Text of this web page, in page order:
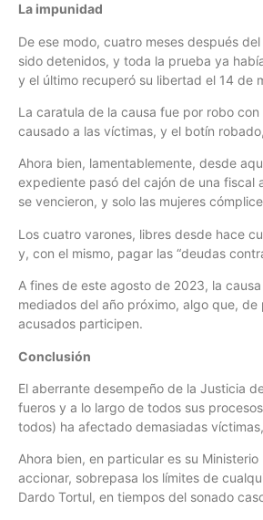
La impunidad
De ese modo, cuatro meses después
sido detenidos, y toda la prueba ya
y el último recuperó su libertad el 14 de
La caratula de la causa fue por robo
causado a las víctimas, y el botín
Ahora bien, lamentablemente, desde
expediente pasó del cajón de una fiscal
se vencieron, y solo las mujeres
Los cuatro varones, libres desde hace
y, con el mismo, pagar las “deudas
A fines de este agosto de 2023, la
mediados del año próximo, algo que,
acusados participen.
Conclusión
El aberrante desempeño de la Justicia
fueros y a lo largo de todos sus
todos) ha afectado demasiadas
Ahora bien, en particular es su
accionar, sobrepasa los límites de
Dardo Tortul, en tiempos del sonado